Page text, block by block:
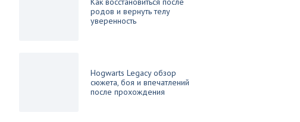
родов и вернуть телу
уверенность
Hogwarts Legacy обзор
сюжета, боя и впечатлений
после прохождения